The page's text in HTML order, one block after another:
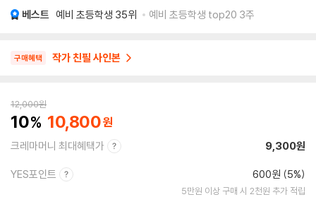
베스트 예비 초등학생 35위 예비 초등학생 top20 3주
구매혜택 작가 친필 사인본
12,000원
10 10,800
크레마머니 최대혜택가 9,300원
YES포인트 600원 (5%)
5만원 이상 구매 시 2천원 추가 적립